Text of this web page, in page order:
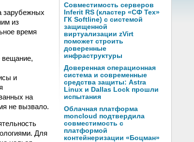
зарубежных
из
время
вещание,
и
на
не вызвало.
Для
Совместимость серверов
Inferit RS (кластер «СФ Тех»
ГК Softline) с системой
защищенной
виртуализации zVirt
поможет строить
доверенные
инфраструктуры
Доверенная операционная
система и современные
средства защиты: Astra
Linux и Dallas Lock прошли
испытания
Облачная платформа
moncloud подтвердила
совместимость с
платформой
контейнеризации «Боцман»